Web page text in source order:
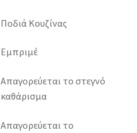
Ποδιά Κουζίνας
Εμπριμέ
Απαγορεύεται το στεγνό
καθάρισμα
Απαγορεύεται το